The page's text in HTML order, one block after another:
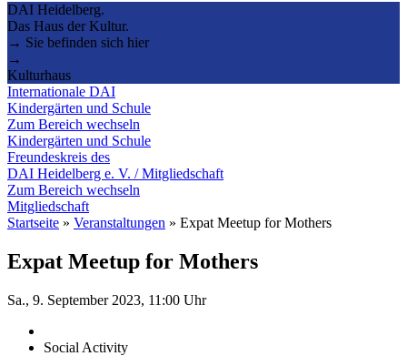
DAI Heidelberg.
Das Haus der Kultur.
→ Sie befinden sich hier
→
Kulturhaus
Internationale DAI
Kindergärten und Schule
Zum Bereich wechseln
Kindergärten und Schule
Freundeskreis des
DAI Heidelberg e. V. / Mitgliedschaft
Zum Bereich wechseln
Mitgliedschaft
Startseite » Veranstaltungen » Expat Meetup for Mothers
Expat Meetup for Mothers
Sa., 9. September 2023, 11:00 Uhr
Social Activity